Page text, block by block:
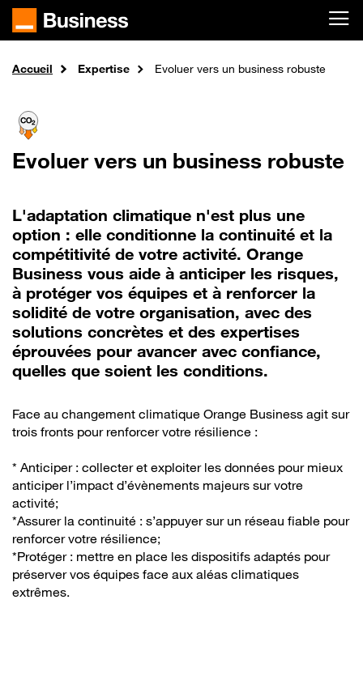
Passer au contenu principal
Accueil Expertise Evoluer vers un business robuste
Evoluer vers un business robuste
L'adaptation climatique n'est plus une
option : elle conditionne la continuité et la
compétitivité de votre activité. Orange
Business vous aide à anticiper les risques,
à protéger vos équipes et à renforcer la
solidité de votre organisation, avec des
solutions concrètes et des expertises
éprouvées pour avancer avec confiance,
quelles que soient les conditions.
Face au changement climatique Orange Business agit sur
trois fronts pour renforcer votre résilience :
* Anticiper : collecter et exploiter les données pour mieux
anticiper l’impact d’évènements majeurs sur votre
activité;
*Assurer la continuité : s’appuyer sur un réseau fiable pour
renforcer votre résilience;
*Protéger : mettre en place les dispositifs adaptés pour
préserver vos équipes face aux aléas climatiques
extrêmes.